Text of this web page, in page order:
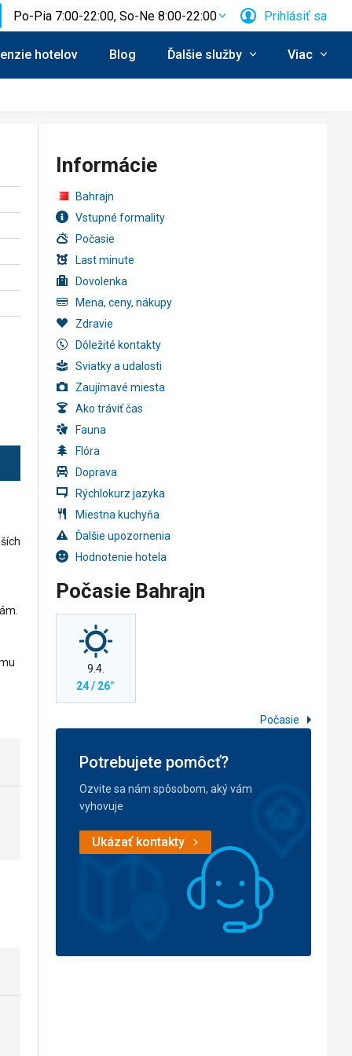
Po-Pia 7:00-22:00, So-Ne 8:00-22:00 Prihlásiť sa
hotelov Blog Ďalšie služby Viac
Informácie
Bahrajn
Vstupné formality
Počasie
Last minute
Dovolenka
Mena, ceny, nákupy
Zdravie
Dôležité kontakty
Sviatky a udalosti
Zaujímavé miesta
Ako tráviť čas
Fauna
Flóra
Doprava
Rýchlokurz jazyka
Miestna kuchyňa
Ďalšie upozornenia
Hodnotenie hotela
Počasie Bahrajn
9.4.
24 / 26°
Počasie
Potrebujete pomôcť?
Ozvite sa nám spôsobom, aký vám
vyhovuje
Ukázať kontakty